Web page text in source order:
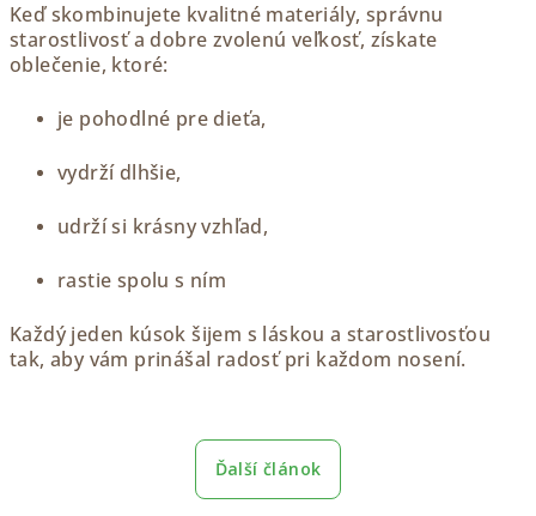
Keď skombinujete kvalitné materiály, správnu
starostlivosť a dobre zvolenú veľkosť, získate
oblečenie, ktoré:
je pohodlné pre dieťa,
vydrží dlhšie,
udrží si krásny vzhľad,
rastie spolu s ním
Každý jeden kúsok šijem s láskou a starostlivosťou
tak, aby vám prinášal radosť pri každom nosení.
Ďalší článok